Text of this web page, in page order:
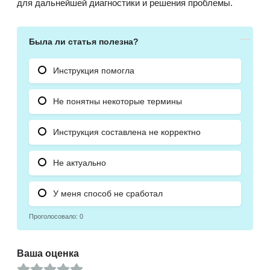
для дальнейшей диагностики и решения проблемы.
Была ли статья полезна?
Инструкция помогла
Не понятны некоторые термины
Инструкция составлена не корректно
Не актуально
У меня способ не сработал
Проголосовало: 0
Ваша оценка